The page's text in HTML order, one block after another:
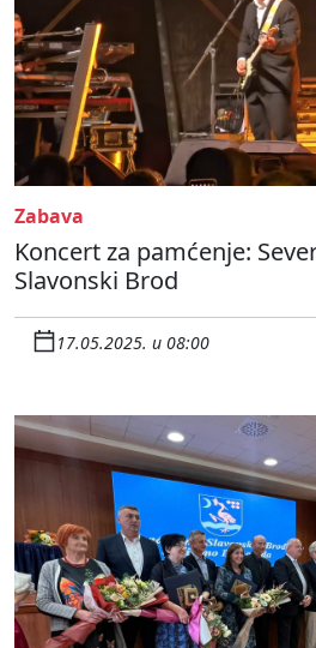
Zabava
Koncert za pamćenje:
Slavonski Brod
17.05.2025. u 08:00